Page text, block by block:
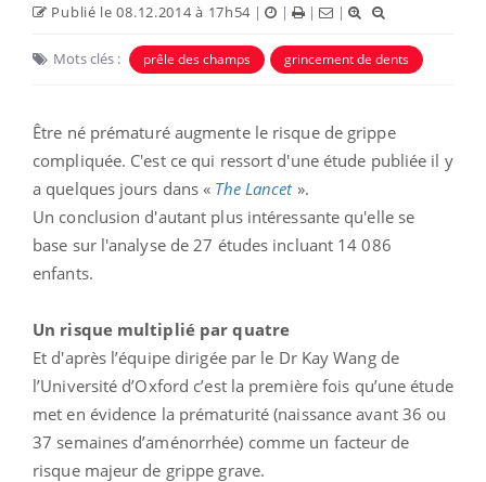
Publié le 08.12.2014 à 17h54 | | | |
Mots clés : prêle des champs grincement de dents
Être né prématuré augmente le risque de grippe
compliquée. C'est ce qui ressort d'une étude publiée il y
a quelques jours dans « The Lancet».
Un conclusion d'autant plus intéressante qu'elle se
base sur l'analyse de 27 études incluant 14 086
enfants.
Un risque multiplié par quatre
Et d'après l’équipe dirigée par le Dr Kay Wang de
l’Université d’Oxford c’est la première fois qu’une étude
met en évidence la prématurité (naissance avant 36 ou
37 semaines d’aménorrhée) comme un facteur de
risque majeur de grippe grave.